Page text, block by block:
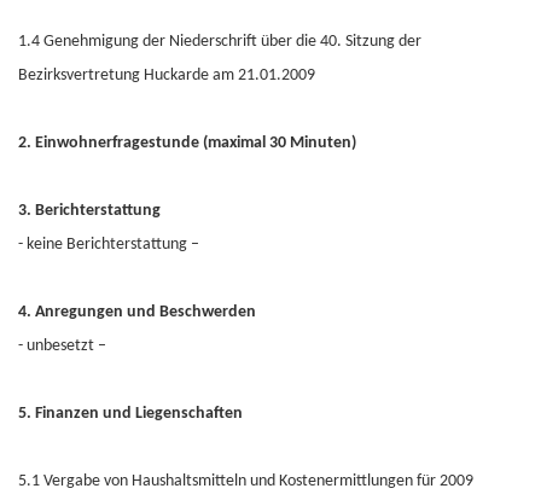
1.4 Genehmigung der Niederschrift über die 40. Sitzung der
Bezirksvertretung Huckarde am 21.01.2009
2. Einwohnerfragestunde (maximal 30 Minuten)
3. Berichterstattung
- keine Berichterstattung –
4. Anregungen und Beschwerden
- unbesetzt –
5. Finanzen und Liegenschaften
5.1 Vergabe von Haushaltsmitteln und Kostenermittlungen für 2009